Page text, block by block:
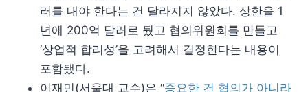
러를 내야 한다는 건 달라지지 않았다. 상한을 1
년에 200억 달러로 뒀고 협의위원회를 만들고
‘상업적 합리성’을 고려해서 결정한다는 내용이
포함됐다.
이재민(서울대 교수)은 “중요한 건 협의가 아니라